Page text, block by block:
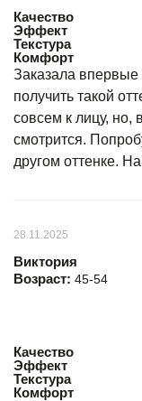
Качество
Эффект
Текстура
Комфорт
Заказала впервые
получить такой
совсем к лицу, но,
смотрится.
другом оттенке.
28.11.2025
Виктория
Возраст: 45-54
Качество
Эффект
Текстура
Комфорт